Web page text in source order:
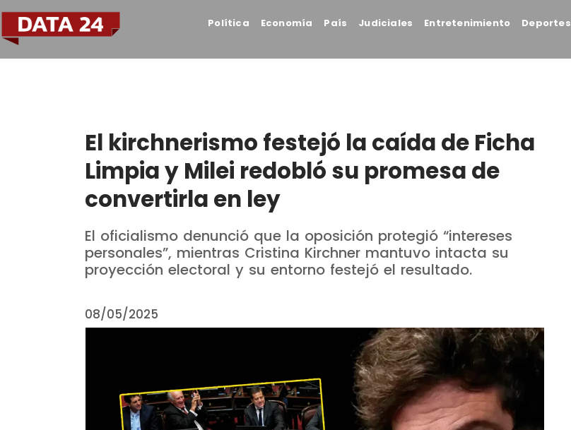
Política Economía País Judiciales Entretenimiento Deportes
El kirchnerismo festejó la caída de Ficha
Limpia y Milei redobló su promesa de
convertirla en ley
El oficialismo denunció que la oposición protegió “intereses
personales”, mientras Cristina Kirchner mantuvo intacta su
proyección electoral y su entorno festejó el resultado.
08/05/2025